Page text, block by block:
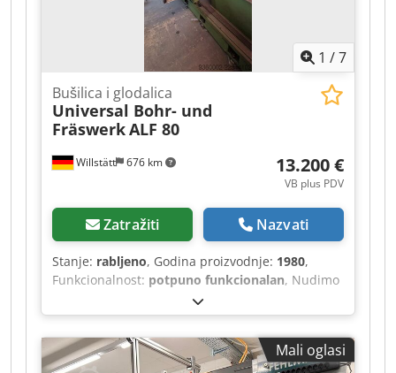
1 /7
Willstätt 676 km
Bušilica i glodalica
Universal Bohr- und
FräswerkALF 80
13.200 €
VB plus PDV
Zatražiti Nazvati
Stanje: rabljeno, Godina proizvodnje: 1980,
Funkcionalnost: potpuno funkcionalan, Nudimo
rabljenu univerzalnu bušilicu i glodalicu ALF 80,
proizvedenu 1980. godine. Bušilica SORALUCE
ALG80, uključujući tehničku dokumentaciju.
Heidenhain ND70 Stezna kutija za bušilicu, s
Mali oglasi